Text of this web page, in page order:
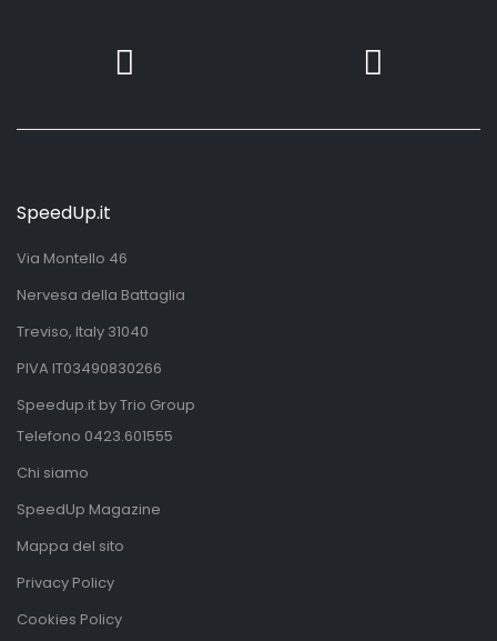
SpeedUp.it
Via Montello 46
Nervesa della Battaglia
Treviso, Italy 31040
PIVA IT03490830266
Speedup.it by Trio Group
Telefono 0423.601555
Chi siamo
SpeedUp Magazine
Mappa del sito
Privacy Policy
Cookies Policy